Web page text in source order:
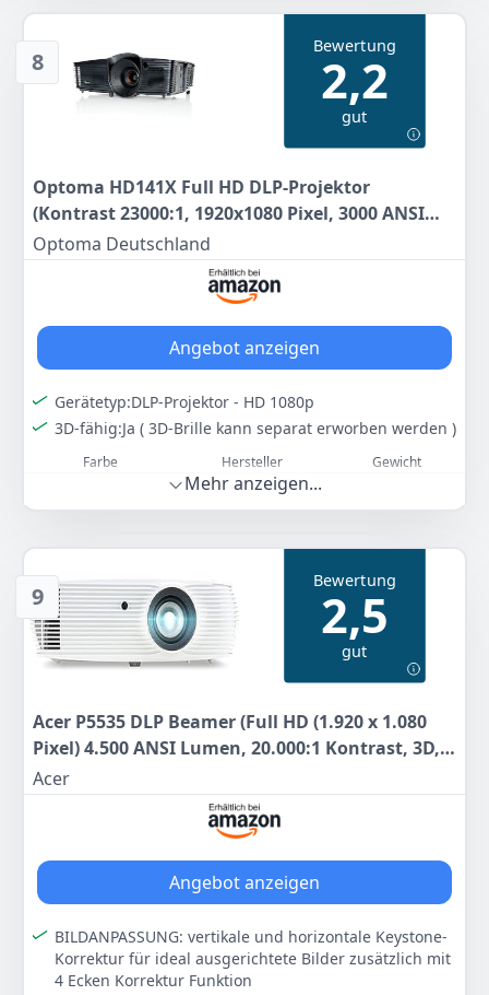
Einfache & schnelle Einrichtung – Dank kompakter
Bauweise, flexibler Anschlussmöglichkeiten und
intuitiver Bedienung ist der Beamer im
Wartungsfrei & umweltfreundlich – Der Optoma
aus und benötigt keine Wartung – für sorgenfreien
Betrieb und eine deutlich längere Lebensdauer.
Zukunftssichere Technik – Die fortschrittliche LED-
Lichtquelle bietet bis zu 30.000 Stunden
Betriebsdauer – ganz ohne Lampenwechsel oder
Optoma
35389 €
Anzeigen
8
Bewertung
2,2
gut
Optoma HD141X Full HD DLP-Projektor
(Kontrast 23000:1, 1920x1080 Pixel, 3000 ANSI
Lumen, HDMI) schwarz
Optoma Deutschland
Angebot anzeigen
Gerätetyp:DLP-Projektor - HD 1080p
3D-fähig:Ja ( 3D-Brille kann separat erworben werden )
Farbe Hersteller Gewicht
Optoma
Anzeigen
Mehr anzeigen...
9
Bewertung
2,5
gut
Acer P5535 DLP Beamer (Full HD (1.920 x 1.080
Pixel) 4.500 ANSI Lumen, 20.000:1 Kontrast, 3D,
Keystone, 1x 16 Watt Lautsprecher, HDMI
(HDCP), HDMI (mit MHL und HDCP)) weiß,
Acer
Angebot anzeigen
BILDANPASSUNG: vertikale und horizontale Keystone-
Korrektur für ideal ausgerichtete Bilder zusätzlich mit
4 Ecken Korrektur Funktion